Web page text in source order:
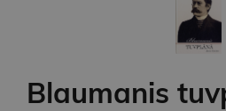
Blaumanis